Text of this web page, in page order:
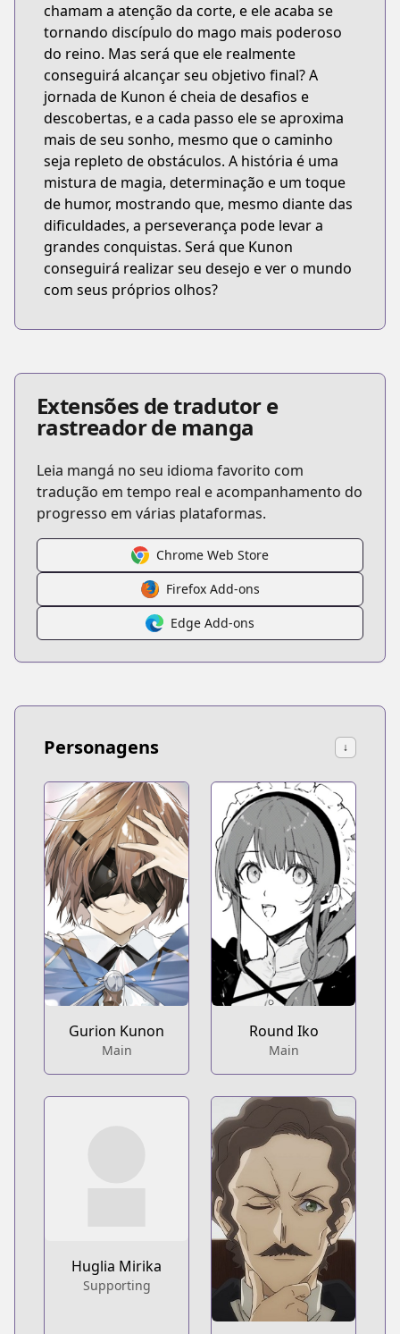
chamam a atenção da corte, e ele acaba se
tornando discípulo do mago mais poderoso
do reino. Mas será que ele realmente
conseguirá alcançar seu objetivo final? A
jornada de Kunon é cheia de desafios e
descobertas, e a cada passo ele se aproxima
mais de seu sonho, mesmo que o caminho
seja repleto de obstáculos. A história é uma
mistura de magia, determinação e um toque
de humor, mostrando que, mesmo diante das
dificuldades, a perseverança pode levar a
grandes conquistas. Será que Kunon
conseguirá realizar seu desejo e ver o mundo
com seus próprios olhos?
Extensões de tradutor e
rastreador de manga
Leia mangá no seu idioma favorito com
tradução em tempo real e acompanhamento do
progresso em várias plataformas.
Chrome Web Store
Firefox Add-ons
Edge Add-ons
Personagens ↓
Gurion Kunon
Main
Round Iko
Main
Huglia Mirika
Supporting